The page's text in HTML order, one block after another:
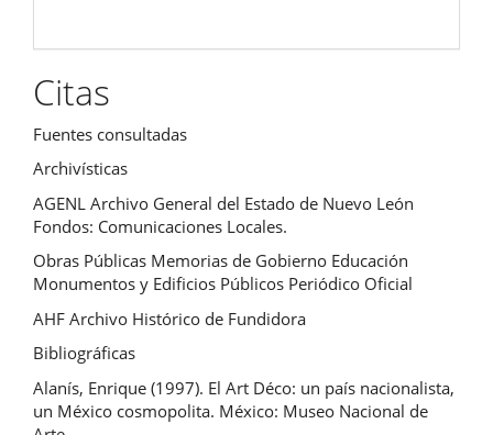
Citas
Fuentes consultadas
Archivísticas
AGENL Archivo General del Estado de Nuevo León
Fondos: Comunicaciones Locales.
Obras Públicas Memorias de Gobierno Educación
Monumentos y Edificios Públicos Periódico Oficial
AHF Archivo Histórico de Fundidora
Bibliográficas
Alanís, Enrique (1997). El Art Déco: un país nacionalista,
un México cosmopolita. México: Museo Nacional de